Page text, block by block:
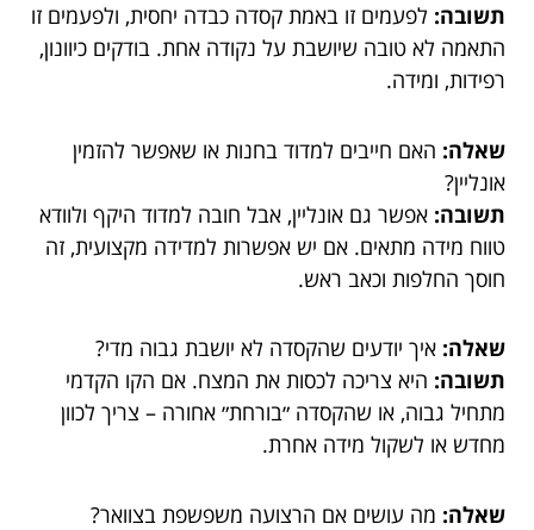
תשובה: לפעמים זו באמת קסדה כבדה יחסית, ולפעמים זו
התאמה לא טובה שיושבת על נקודה אחת. בודקים כיוונון,
רפידות, ומידה.
שאלה: האם חייבים למדוד בחנות או שאפשר להזמין
אונליין?
תשובה: אפשר גם אונליין, אבל חובה למדוד היקף ולוודא
טווח מידה מתאים. אם יש אפשרות למדידה מקצועית, זה
חוסך החלפות וכאב ראש.
שאלה: איך יודעים שהקסדה לא יושבת גבוה מדי?
תשובה: היא צריכה לכסות את המצח. אם הקו הקדמי
מתחיל גבוה, או שהקסדה ״בורחת״ אחורה – צריך לכוון
מחדש או לשקול מידה אחרת.
שאלה: מה עושים אם הרצועה משפשפת בצוואר?